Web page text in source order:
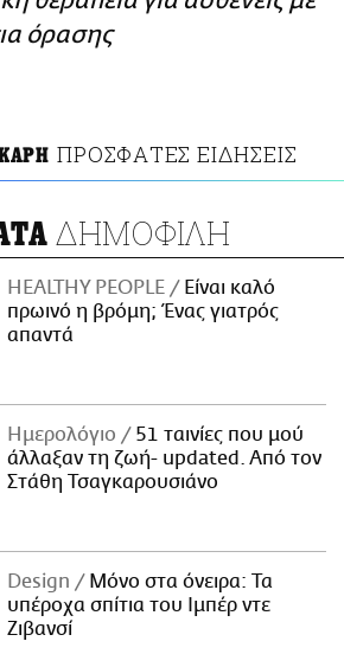
όρασης
ΠΡΟΣΦΑΤΕΣ ΕΙΔΗΣΕΙΣ
ΔΗΜΟΦΙΛΗ
HEALTHY PEOPLE
Είναι καλό
πρωινό η βρόμη; Ένας γιατρός
απαντά
Ημερολόγιο
51 ταινίες που μού
άλλαξαν τη ζωή- updated. Aπό τον
Στάθη Τσαγκαρουσιάνο
Design
Μόνο στα όνειρα: Τα
υπέροχα σπίτια του Ιμπέρ ντε
Ζιβανσί